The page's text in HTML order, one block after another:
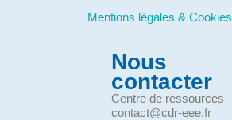
Mentions légales & Cookies
Nous
contacter
Centre de ressources
contact@cdr-eee.fr